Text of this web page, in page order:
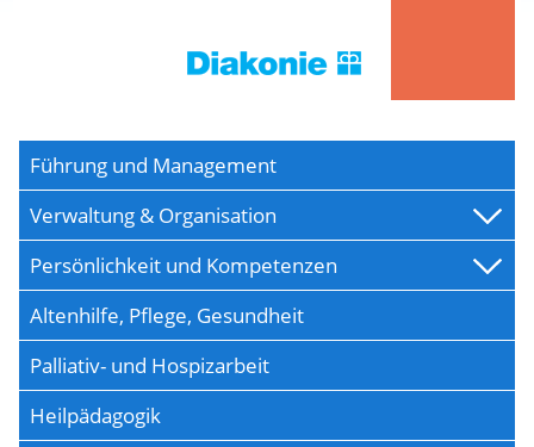
Führung und Management
Verwaltung & Organisation
Persönlichkeit und Kompetenzen
Altenhilfe, Pflege, Gesundheit
Palliativ- und Hospizarbeit
Heilpädagogik